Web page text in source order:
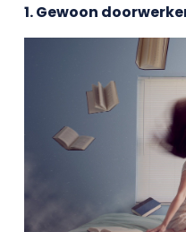
1. Gewoon